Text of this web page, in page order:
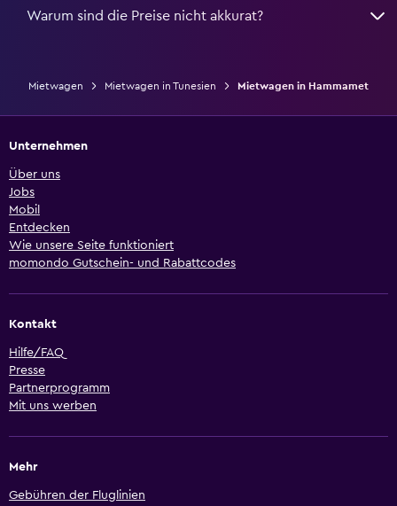
Warum sind die Preise nicht akkurat?
Mietwagen Mietwagen in Tunesien Mietwagen in Hammamet
Unternehmen
Über uns
Jobs
Mobil
Entdecken
Wie unsere Seite funktioniert
momondo Gutschein- und Rabattcodes
Kontakt
Hilfe/FAQ
Presse
Partnerprogramm
Mit uns werben
Mehr
Gebühren der Fluglinien